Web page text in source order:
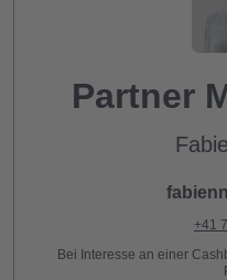
Partner
+41
Bei Interesse an einer